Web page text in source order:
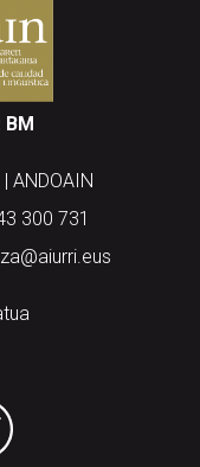
ANDOAIN
300 731